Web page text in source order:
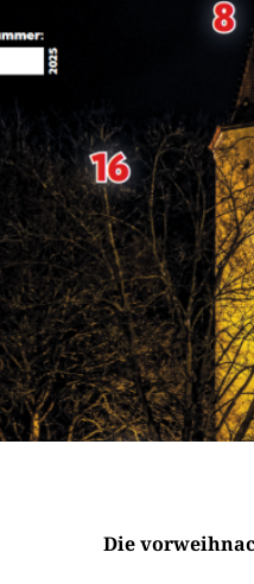
Die